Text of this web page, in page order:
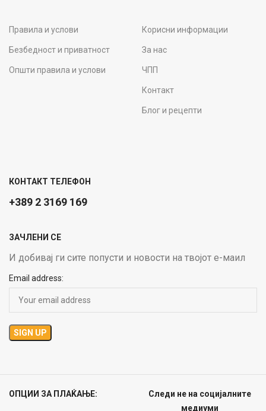
Правила и услови
Безбедност и приватност
Општи правила и услови
Корисни информации
За нас
ЧПП
Контакт
Блог и рецепти
КОНТАКТ ТЕЛЕФОН
+389 2 3169 169
ЗАЧЛЕНИ СЕ
И добивај ги сите попусти и новости на твојот е-маил
Email address:
ОПЦИИ ЗА ПЛАЌАЊЕ:
Следи не на социјалните
медиуми